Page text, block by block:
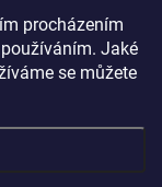
procházením
Jaké
se můžete
roku 2016